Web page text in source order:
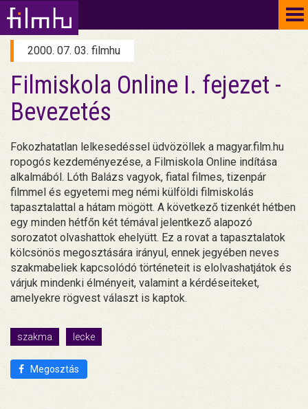
2000. 07. 03. filmhu
Filmiskola Online I. fejezet -
Bevezetés
Fokozhatatlan lelkesedéssel üdvözöllek a magyar.film.hu
ropogós kezdeményezése, a Filmiskola Online indítása
alkalmából. Lóth Balázs vagyok, fiatal filmes, tizenpár
filmmel és egyetemi meg némi külföldi filmiskolás
tapasztalattal a hátam mögött. A következő tizenkét hétben
egy minden hétfőn két témával jelentkező alapozó
sorozatot olvashattok ehelyütt. Ez a rovat a tapasztalatok
kölcsönös megosztására irányul, ennek jegyében neves
szakmabeliek kapcsolódó történeteit is elolvashatjátok és
várjuk mindenki élményeit, valamint a kérdéseiteket,
amelyekre rögvest választ is kaptok.
szakma lecke
Megosztás